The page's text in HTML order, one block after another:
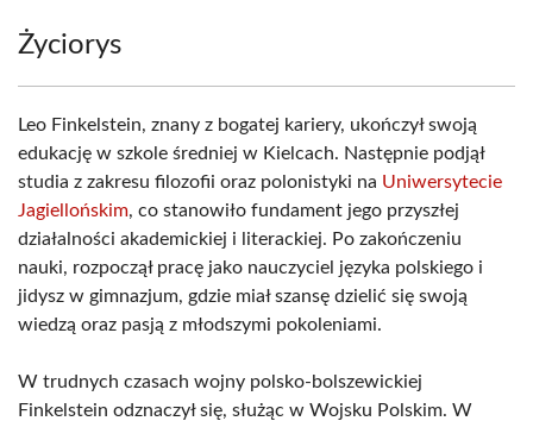
Życiorys
Leo Finkelstein, znany z bogatej kariery, ukończył swoją
edukację w szkole średniej w Kielcach. Następnie podjął
studia z zakresu filozofii oraz polonistyki na Uniwersytecie
Jagiellońskim, co stanowiło fundament jego przyszłej
działalności akademickiej i literackiej. Po zakończeniu
nauki, rozpoczął pracę jako nauczyciel języka polskiego i
jidysz w gimnazjum, gdzie miał szansę dzielić się swoją
wiedzą oraz pasją z młodszymi pokoleniami.
W trudnych czasach wojny polsko-bolszewickiej
Finkelstein odznaczył się, służąc w Wojsku Polskim. W